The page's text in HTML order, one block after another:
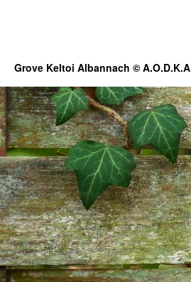
Grove Keltoi Albannach © A.O.D.K.A